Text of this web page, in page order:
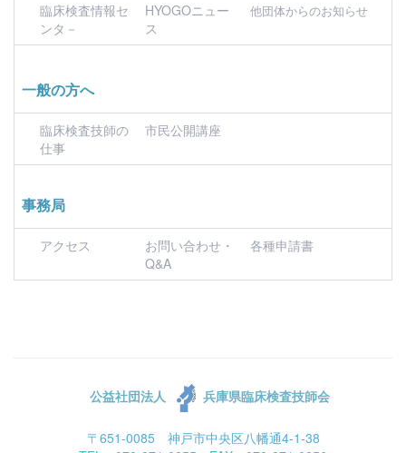
臨床検査情報セ
ンタ－
HYOGOニュー
ス
他団体からのお知らせ
一般の方へ
臨床検査技師の
仕事
市民公開講座
事務局
アクセス
お問い合わせ・
Q&A
各種申請書
公益社団法人 兵庫県臨床検査技師会
〒651-0085 神戸市中央区八幡通4-1-38